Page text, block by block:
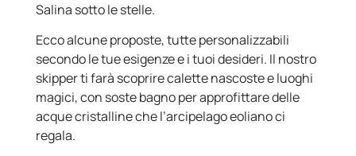
Salina sotto le stelle.
Ecco alcune proposte, tutte personalizzabili
secondo le tue esigenze e i tuoi desideri. Il nostro
skipper ti farà scoprire calette nascoste e luoghi
magici, con soste bagno per approfittare delle
acque cristalline che l’arcipelago eoliano ci
regala.